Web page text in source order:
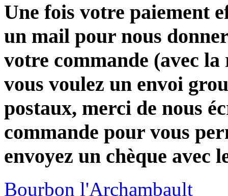
Une fois votre paiement
un mail pour nous
votre commande (avec
vous voulez un envoi
postaux, merci de nous
commande pour vous
envoyez un chèque avec
Bourbon l'Archambault